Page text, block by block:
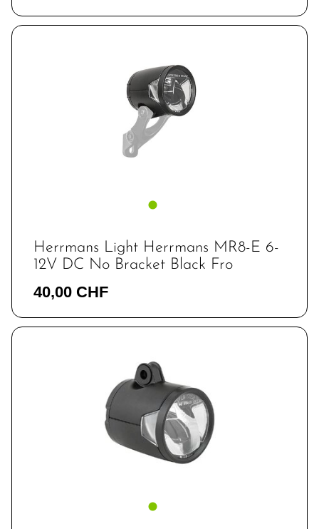
Herrmans Light Herrmans MR8-E 6-
12V DC No Bracket Black Fro
40,00 CHF